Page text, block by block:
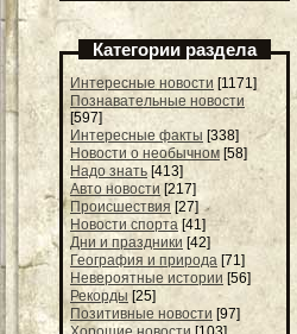
Категории раздела
Интересные новости [1171]
Познавательные новости
[597]
Интересные факты [338]
Новости о необычном [58]
Надо знать [413]
Авто новости [217]
Происшествия [27]
Новости спорта [41]
Дни и праздники [42]
География и природа [71]
Невероятные истории [56]
Рекорды [25]
Позитивные новости [97]